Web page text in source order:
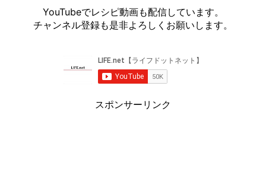
YouTubeでレシピ動画も配信しています。
チャンネル登録も是非よろしくお願いします。
スポンサーリンク